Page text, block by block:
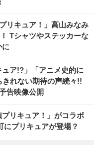
リキュア！」高山みなみ
Tシャツやステッカーな
に
ュア!?」「アニメ史的に
れない期待の声続々!!
告映像公開
プリキュア！」がコラボ
プリキュアが登場？